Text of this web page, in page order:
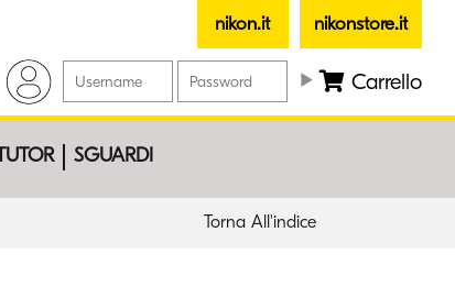
nikon.it nikonstore.it
Carrello
SGUARDI
Torna All'indice